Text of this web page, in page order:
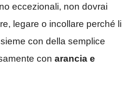
eccezionali, non dovrai
legare o incollare perché li
con della semplice
con arancia e